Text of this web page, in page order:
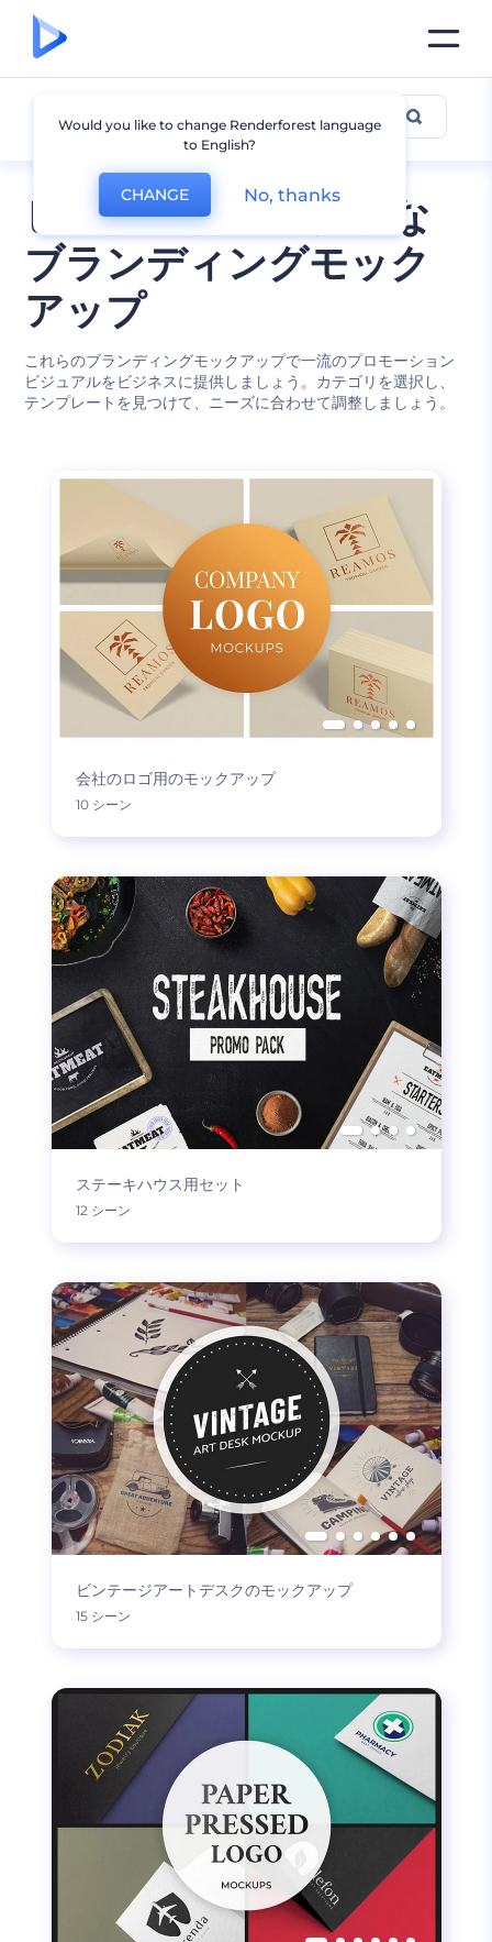
ビジネスにピッタリな
ブランディングモック
アップ
これらのブランディングモックアップで一流のプロモーション
ビジュアルをビジネスに提供しましょう。カテゴリを選択し、
テンプレートを見つけて、ニーズに合わせて調整しましょう。
ブランディング
会社のロゴ用のモックアップ
10 シーン
ステーキハウス用セット
12 シーン
ビンテージアートデスクのモックアップ
15 シーン
Would you like to change Renderforest language
to English?
CHANGE No, thanks